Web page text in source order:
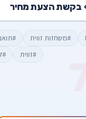
בקשת הצעת מחיר
#משחזות זווית
#זווית